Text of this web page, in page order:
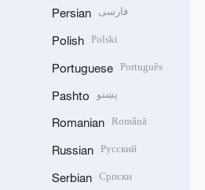
Persian فارسی
Polish Polski
Portuguese Português
Pashto پښتو
Romanian Română
Russian Русский
Serbian Српски